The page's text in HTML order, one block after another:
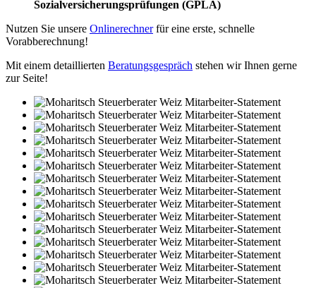
Sozialversicherungsprüfungen (GPLA)
Nutzen Sie unsere Onlinerechnerfür eine erste, schnelle
Vorabberechnung!
Mit einem detaillierten Beratungsgespräch stehen wir Ihnen gerne
zur Seite!